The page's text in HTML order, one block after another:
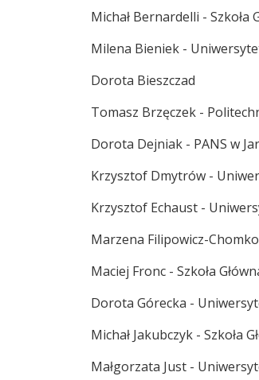
Michał Bernardelli - Szkoła
Milena Bieniek -
Dorota Bieszczad
Tomasz Brzęczek -
Dorota Dejniak - PANS w
Krzysztof Dmytrów -
Krzysztof Echaust -
Marzena Filipowicz-
Maciej Fronc - Szkoła
Dorota Górecka -
Michał Jakubczyk - Szkoła
Małgorzata Just -